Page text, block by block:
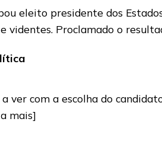
eleito presidente dos
videntes. Proclamado o
ver com a escolha do
mais]